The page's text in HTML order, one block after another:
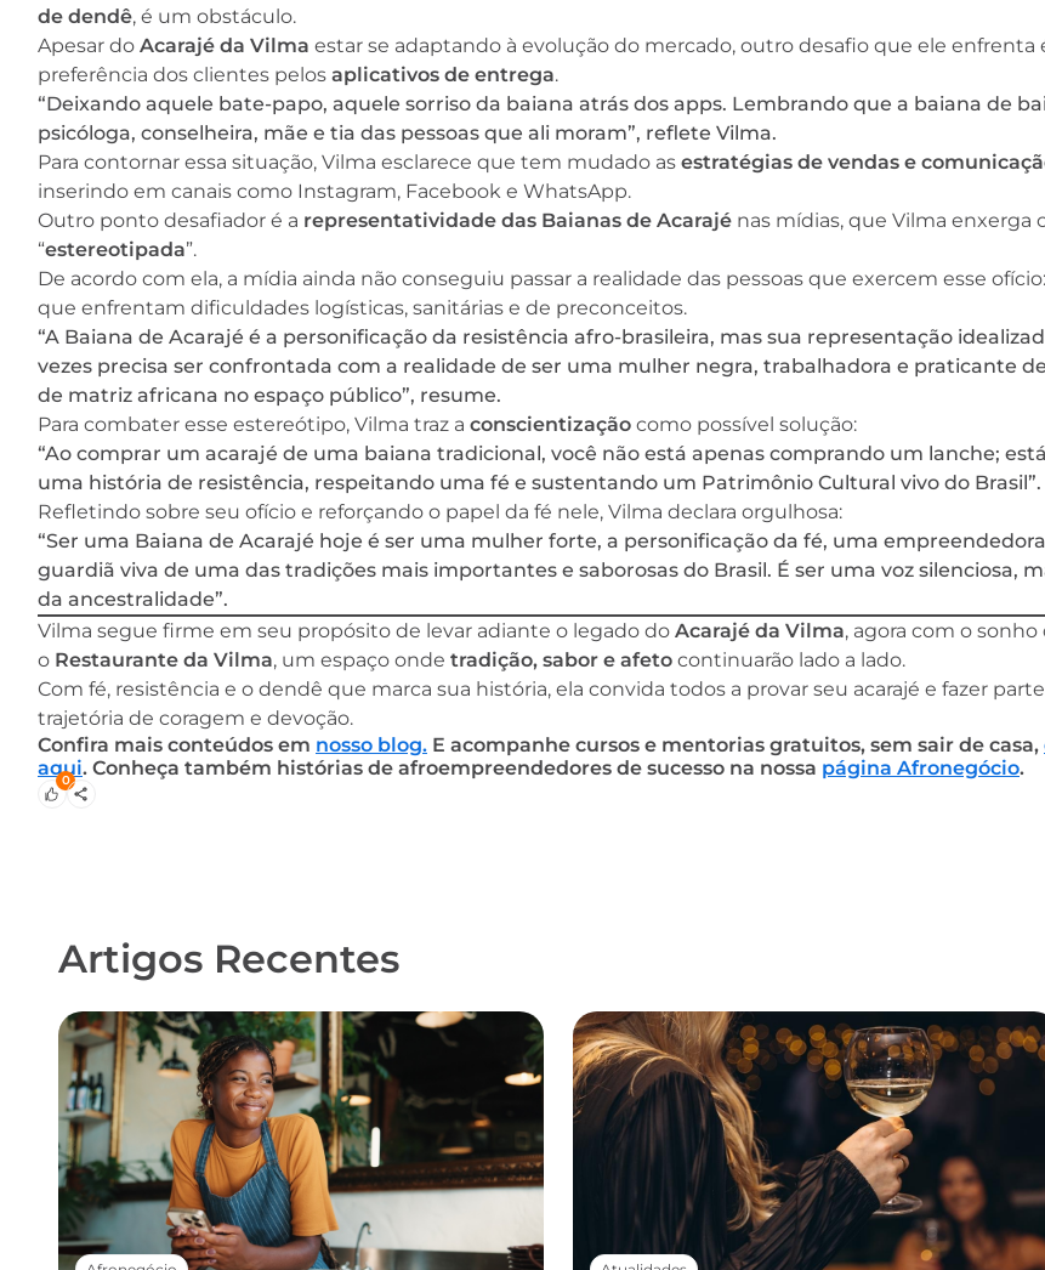
de dendê, é um obstáculo.
Apesar do Acarajé da Vilma estar se adaptando à evolução do mercado, outro desafio que ele enfrenta
preferência dos clientes pelos aplicativos de entrega.
“Deixando aquele bate-papo, aquele sorriso da baiana atrás dos apps. Lembrando que a baiana de
psicóloga, conselheira, mãe e tia das pessoas que ali moram”, reflete Vilma.
Para contornar essa situação, Vilma esclarece que tem mudado as estratégias de vendas e
inserindo em canais como Instagram, Facebook e WhatsApp.
Outro ponto desafiador é a representatividade das Baianas de Acarajé nas mídias, que Vilma enxerga
“estereotipada”.
De acordo com ela, a mídia ainda não conseguiu passar a realidade das pessoas que exercem esse
que enfrentam dificuldades logísticas, sanitárias e de preconceitos.
“A Baiana de Acarajé é a personificação da resistência afro-brasileira, mas sua representação
vezes precisa ser confrontada com a realidade de ser uma mulher negra, trabalhadora e praticante
de matriz africana no espaço público”, resume.
Para combater esse estereótipo, Vilma traz a conscientização como possível solução:
“Ao comprar um acarajé de uma baiana tradicional, você não está apenas comprando um lanche;
uma história de resistência, respeitando uma fé e sustentando um Patrimônio Cultural vivo do Brasil”.
Refletindo sobre seu ofício e reforçando o papel da fé nele, Vilma declara orgulhosa:
“Ser uma Baiana de Acarajé hoje é ser uma mulher forte, a personificação da fé, uma
guardiã viva de uma das tradições mais importantes e saborosas do Brasil. É ser uma voz silenciosa,
da ancestralidade”.
Vilma segue firme em seu propósito de levar adiante o legado do Acarajé da Vilma, agora com o sonho
o Restaurante da Vilma, um espaço onde tradição, sabor e afeto continuarão lado a lado.
Com fé, resistência e o dendê que marca sua história, ela convida todos a provar seu acarajé e fazer
trajetória de coragem e devoção.
Confira mais conteúdos em nosso blog. E acompanhe cursos e mentorias gratuitos, sem sair de casa,
aqui. Conheça também histórias de afroempreendedores de sucesso na nossa página Afronegócio.
0
Artigos Recentes